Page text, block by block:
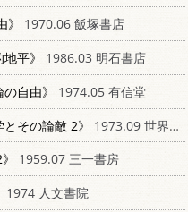
1970.06 飯塚書店
平》
1986.03 明石書店
自由》
1974.05 有信堂
その論敵 2》
1973.09 世界思想社
1959.07 三一書房
1974 人文書院